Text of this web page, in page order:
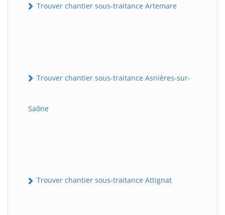
Trouver chantier sous-traitance Artemare
Trouver chantier sous-traitance Asnières-sur-
Saône
Trouver chantier sous-traitance Attignat